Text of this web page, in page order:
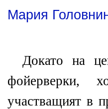
Мария
Докато на
фойерверки,
участващият в